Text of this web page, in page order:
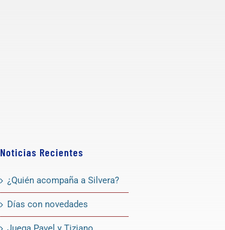
Noticias Recientes
¿Quién acompaña a Silvera?
Días con novedades